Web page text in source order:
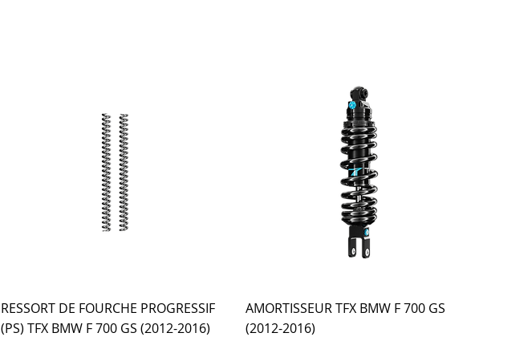
RESSORT DE FOURCHE PROGRESSIF
(PS) TFX BMW F 700 GS (2012-2016)
AMORTISSEUR TFX BMW F 700 GS
(2012-2016)